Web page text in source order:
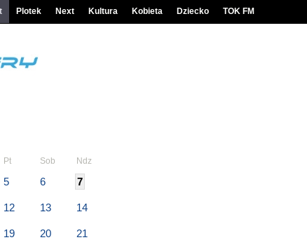
Plotek Next Kultura Kobieta Dziecko TOK FM
Pt Sob Ndz
5 6 7
12 13 14
19 20 21